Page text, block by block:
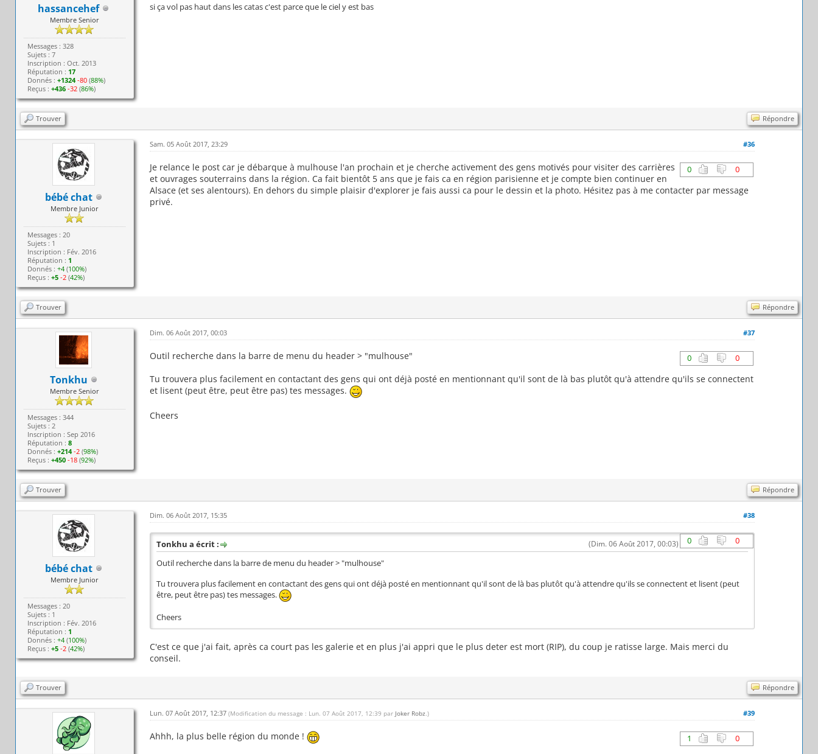
hassancehef
Membre Senior
Messages : 328
Sujets : 7
Inscription : Oct. 2013
Réputation : 17
Donnés : +1324 -80(88%)
Reçus : +436 -32(86%)
si ça vol pas haut dans les catas c'est parce que le ciel y est bas
Trouver Répondre
bébé chat
Membre Junior
Messages : 20
Sujets : 1
Inscription : Fév. 2016
Réputation : 1
Donnés : +4(100%)
Reçus : +5 -2(42%)
#36
Sam. 05 Août 2017, 23:29
0 0
Je relance le post car je débarque à mulhouse l'an prochain et je cherche activement des gens motivés pour visiter des carrières
et ouvrages souterrains dans la région. Ca fait bientôt 5 ans que je fais ca en région parisienne et je compte bien continuer en
Alsace (et ses alentours). En dehors du simple plaisir d'explorer je fais aussi ca pour le dessin et la photo. Hésitez pas à me contacter par message
privé.
Trouver Répondre
Tonkhu
Membre Senior
Messages : 344
Sujets : 2
Inscription : Sep 2016
Réputation : 8
Donnés : +214 -2(98%)
Reçus : +450 -18(92%)
#37
Dim. 06 Août 2017, 00:03
0 0
Outil recherche dans la barre de menu du header > "mulhouse"
Tu trouvera plus facilement en contactant des gens qui ont déjà posté en mentionnant qu'il sont de là bas plutôt qu'à attendre qu'ils se connectent
et lisent (peut être, peut être pas) tes messages.
Cheers
Trouver Répondre
bébé chat
Membre Junior
Messages : 20
Sujets : 1
Inscription : Fév. 2016
Réputation : 1
Donnés : +4(100%)
Reçus : +5 -2(42%)
#38
Dim. 06 Août 2017, 15:35
0 0
(Dim. 06 Août 2017, 00:03)
Tonkhu a écrit :
Outil recherche dans la barre de menu du header > "mulhouse"
Tu trouvera plus facilement en contactant des gens qui ont déjà posté en mentionnant qu'il sont de là bas plutôt qu'à attendre qu'ils se connectent et lisent (peut
être, peut être pas) tes messages.
Cheers
C'est ce que j'ai fait, après ca court pas les galerie et en plus j'ai appri que le plus deter est mort (RIP), du coup je ratisse large. Mais merci du
conseil.
Trouver Répondre
#39
Lun. 07 Août 2017, 12:37 (Modification du message : Lun. 07 Août 2017, 12:39 par Joker Robz.)
1 0
Ahhh, la plus belle région du monde !